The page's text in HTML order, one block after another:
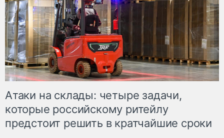
Атаки на склады: четыре задачи,
которые российскому ритейлу
предстоит решить в кратчайшие сроки